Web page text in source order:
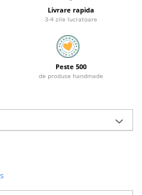
Livrare rapida
3-4 zile lucratoare
Peste 500
de produse handmade